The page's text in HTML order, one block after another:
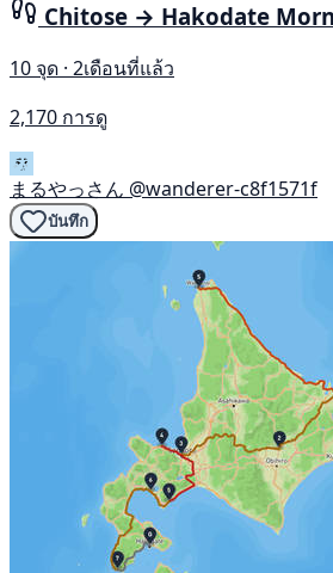
Chitose → Hakodate
10 จุด · 2เดือนที่แล้ว
2,170 การดู
まるやっさん @wanderer-c8f1571f
บันทึก